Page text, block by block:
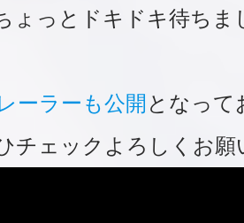
ょっとドキドキ待ちま
ーラーも公開 となって
チェックよろしくお願